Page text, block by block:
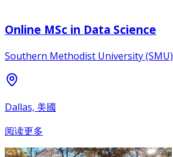
Online MSc in Data Science
Southern Methodist University (SMU)
Dallas, 美國
阅读更多